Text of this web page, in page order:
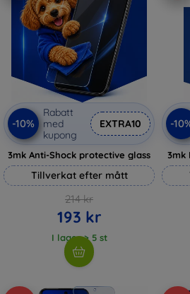
-10%
Rabatt
med
kupong
EXTRA10
3mk Anti-Shock protective glass
Tillverkat efter mått
214 kr
193 kr
I lager > 5 st
-
3mk